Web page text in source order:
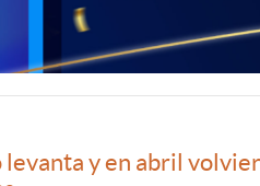
levanta y en abril